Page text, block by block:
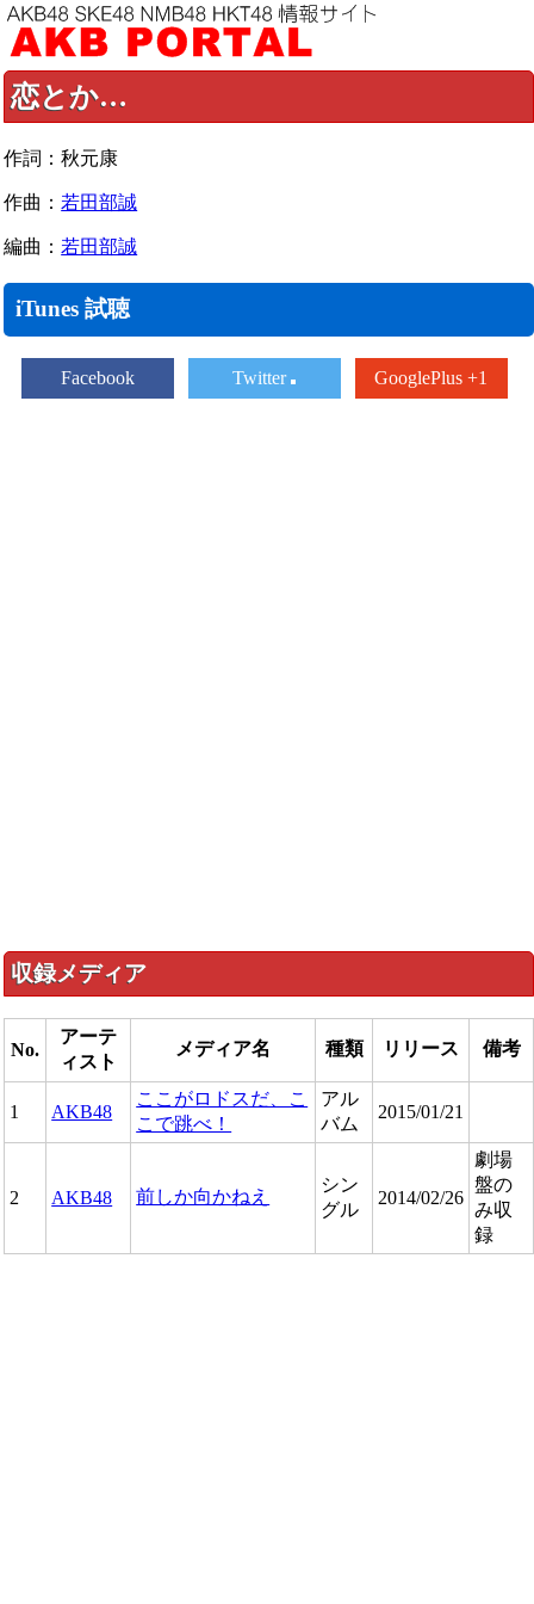
恋とか…
作詞：秋元康
作曲： 若田部誠
編曲： 若田部誠
iTunes 試聴
Facebook Twitter GooglePlus +1
収録メディア
No.
アーテ
ィスト
メディア名 種類 リリース 備考
1 AKB48
ここがロドスだ、こ
こで跳べ！
アル
バム
2015/01/21
2 AKB48 前しか向かねえ
シン
グル
2014/02/26
劇場
盤の
み収
録